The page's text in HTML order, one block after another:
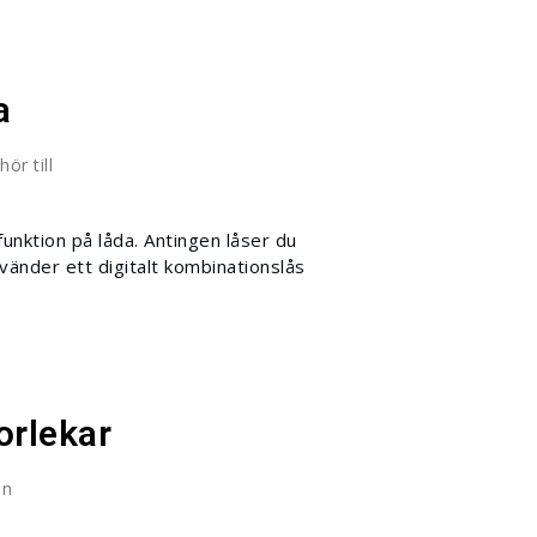
på låda. Antingen låser du
ett digitalt kombinationslås